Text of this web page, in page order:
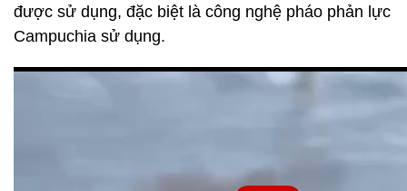
được sử dụng, đặc biệt là công nghệ pháo phản lực
Campuchia sử dụng.